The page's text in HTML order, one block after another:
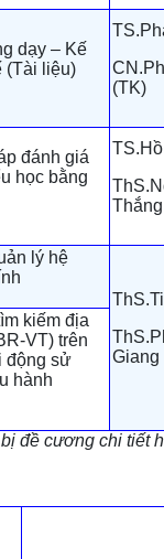
dạy – Kế
(Tài liệu)
(TK)
đánh giá
học bằng
lý hệ
Giang
kiếm địa
VT) trên
động sử
hành
đề cương chi tiết